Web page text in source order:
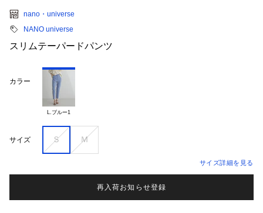
nano・universe
NANO universe
スリムテーパードパンツ
カラー
L.ブルー1
サイズ Ｓ Ｍ
サイズ詳細を見る
再入荷お知らせ登録